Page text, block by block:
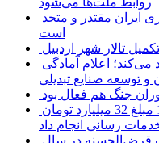
است
توسعه صنایع تبدیلی
جنگ هم فعال بود
رسانی انجام داد